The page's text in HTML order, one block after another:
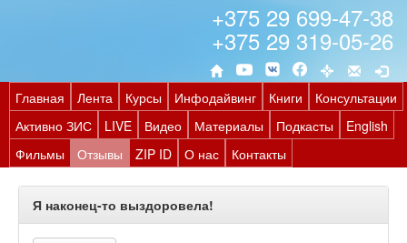
+375 29 699-47-38
+375 29 319-05-26
Главная Лента Курсы Инфодайвинг Книги
Консультации
Активно ЗИС
LIVE Видео Материалы Подкасты
English
Фильмы
Отзывы ZIP ID О нас Контакты
Я наконец-то выздоровела!